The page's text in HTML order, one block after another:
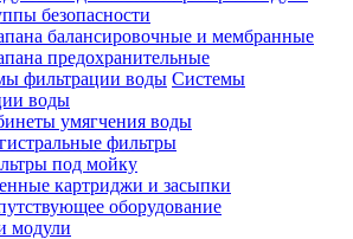
безопасности
балансировочные и мембранные
предохранительные
Системы
воды
умягчения воды
фильтры
под мойку
картриджи и засыпки
оборудование
модули